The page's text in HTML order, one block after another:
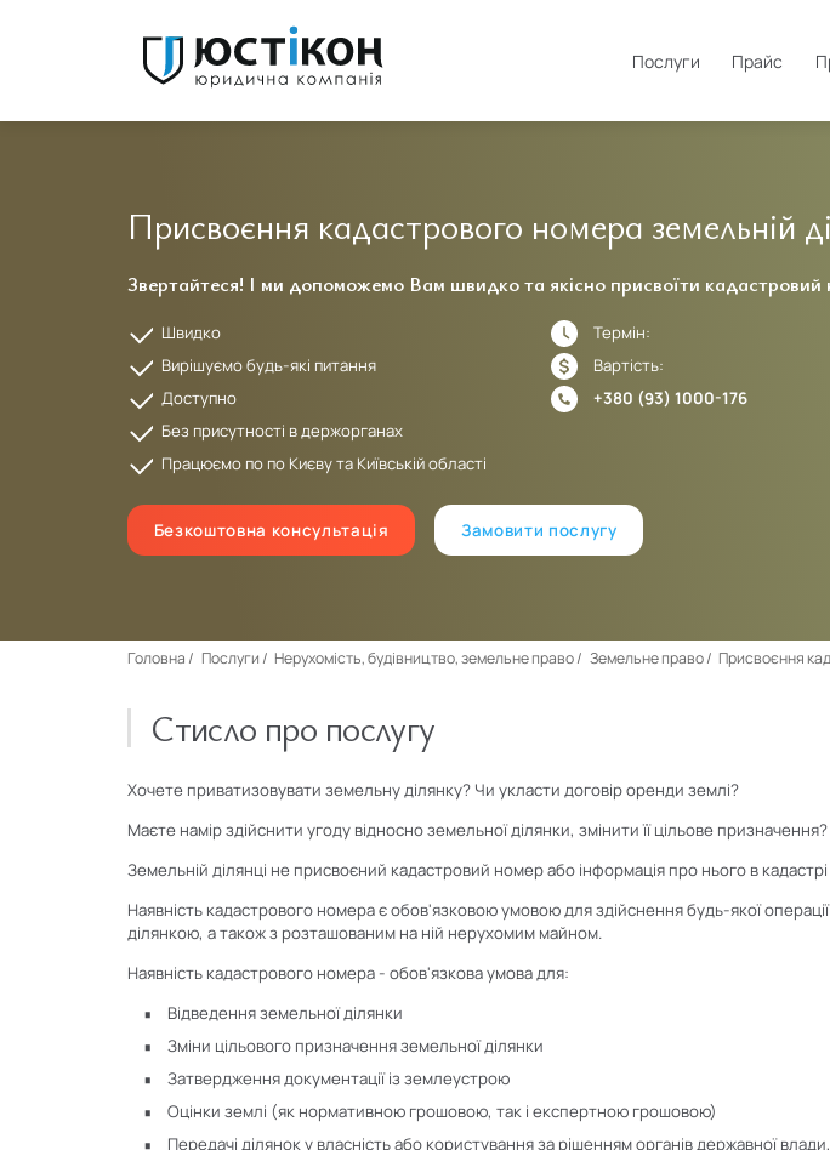
Послуги Прайс
Присвоєння кадастрового номера земельній
Звертайтеся! І ми допоможемо Вам швидко та якісно присвоїти кадастровий
Швидко
Вирішуємо будь-які питання
Доступно
Без присутності в держорганах
Працюємо по по Києву та Київській області
Термін:
Вартість:
+380 (93) 1000-176
Безкоштовна консультація Замовити послугу
19.02.2024
They make getting through the legal red tape a breeze
сподобалось,буду звертатися
Головна Послуги Нерухомість, будівництво, земельне право Земельне право Присвоєння
Стисло про послугу
Хочете приватизовувати земельну ділянку? Чи укласти договір оренди землі?
Маєте намір здійснити угоду відносно земельної ділянки, змінити її цільове призначення?
Земельній ділянці не присвоєний кадастровий номер або інформація про нього в кадастрі
Наявність кадастрового номера є обов'язковою умовою для здійснення будь-якої
ділянкою, а також з розташованим на ній нерухомим майном.
Наявність кадастрового номера - обов'язкова умова для:
Відведення земельної ділянки
Зміни цільового призначення земельної ділянки
Затвердження документації із землеустрою
Оцінки землі (як нормативною грошовою, так і експертною грошовою)
Передачі ділянок у власність або користування за рішенням органів державної